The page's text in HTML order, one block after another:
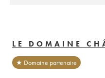
LE DOMAINE
★ Domaine partenaire